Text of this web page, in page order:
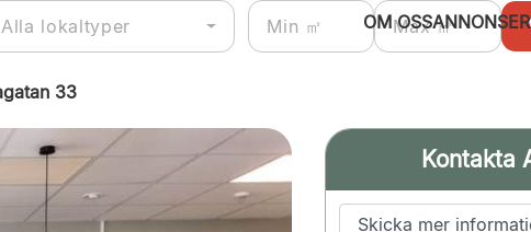
OM OSS
Alla lokaltyper
33
Kontakta